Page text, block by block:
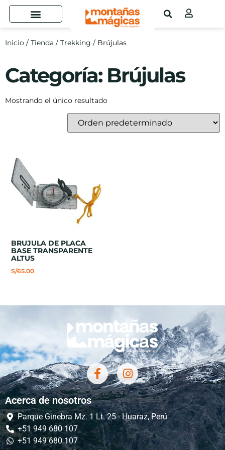
Inicio / Tienda / Trekking / Brújulas
Categoría: Brújulas
Mostrando el único resultado
BRUJULA DE PLACA
BASE TRANSPARENTE
ALTUS
S/65.00
Acerca de nosotros
Parque Ginebra Mz. 1 Lt. 25 - Huaraz, Perú
+51 949 680 107
+51 949 680 107